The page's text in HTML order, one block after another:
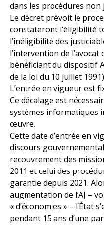
dans les procédures
Le décret prévoit le
constateront l’éligibilité
l’inéligibilité des
l’intervention de l’avocat
bénéficiant du dispositif
de la loi du 10 juillet
L’entrée en vigueur est
Ce décalage est
systèmes informatiques
œuvre.
Cette date d’entrée en
discours gouvernemental
recouvrement des
2011 et celui des
garantie depuis 2021.
augmentation de l’AJ –
« d’économies » – l’État
pendant 15 ans d’une